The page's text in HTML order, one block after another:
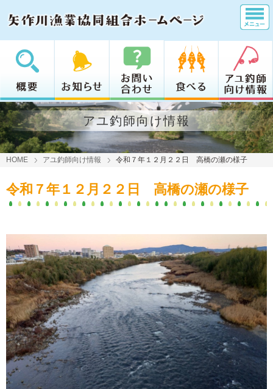
アユ釣師向け情報
HOME アユ釣師向け情報 令和７年１２月２２日 高橋の瀬の様子
令和７年１２月２２日 高橋の瀬の様子